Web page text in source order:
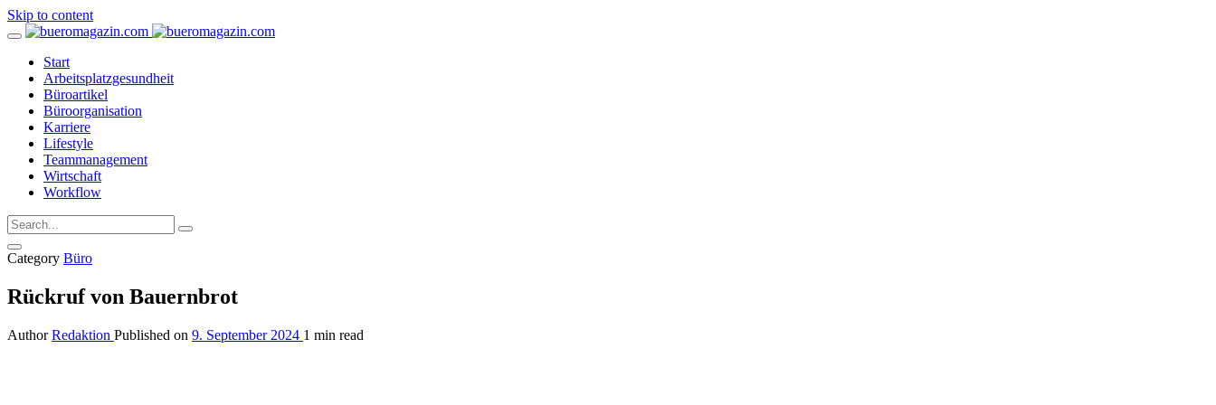
Skip to content
Start
Arbeitsplatzgesundheit
Büroartikel
Büroorganisation
Karriere
Lifestyle
Teammanagement
Wirtschaft
Workflow
Category Büro
Rückruf von Bauernbrot
Author Redaktion Published on 9. September 2024 1 min read